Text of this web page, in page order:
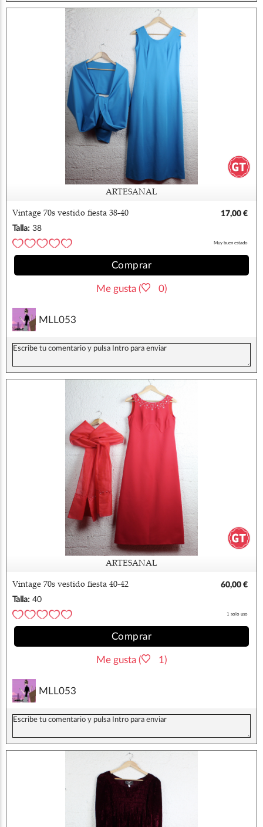
ARTESANAL
Vintage 70s vestido fiesta 38-40
17,00 €
Talla: 38
Muy buen estado
Comprar
Me gusta ( 0)
MLL053
ARTESANAL
Vintage 70s vestido fiesta 40-42
60,00 €
Talla: 40
1 solo uso
Comprar
Me gusta ( 1)
MLL053